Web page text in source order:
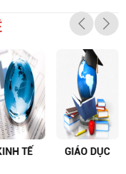
TẾ GIÁO DỤC